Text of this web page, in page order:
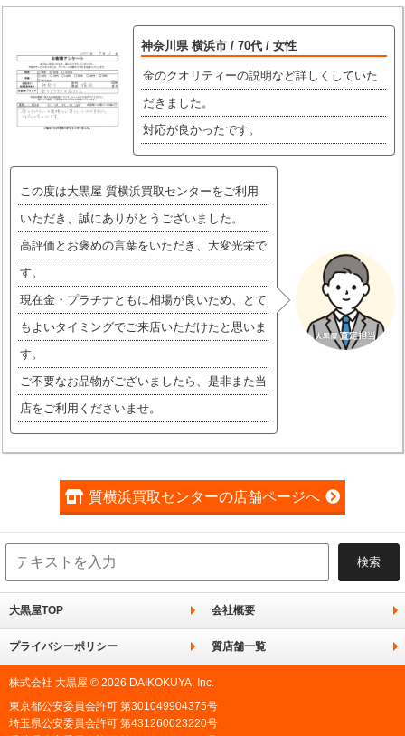
神奈川県 横浜市 / 70代 / 女性
金のクオリティーの説明など詳しくしていた
だきました。
対応が良かったです。
この度は大黒屋 質横浜買取センターをご利用
いただき、誠にありがとうございました。
高評価とお褒めの言葉をいただき、大変光栄で
す。
現在金・プラチナともに相場が良いため、とて
もよいタイミングでご来店いただけたと思いま
す。
ご不要なお品物がございましたら、是非また当
店をご利用くださいませ。
質横浜買取センターの店舗ページへ
大黒屋TOP 会社概要
プライバシーポリシー 質店舗一覧
株式会社 大黒屋 © 2026 DAIKOKUYA, Inc.
東京都公安委員会許可 第301049904375号
埼玉県公安委員会許可 第431260023220号